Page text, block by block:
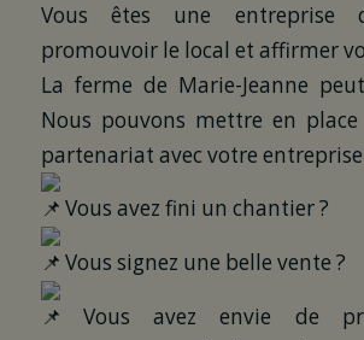
Vous êtes une entreprise
promouvoir le local et affirmer
La ferme de Marie-Jeanne
Nous pouvons mettre en
partenariat avec votre
Vous avez fini un chantier ?
Vous signez une belle vente ?
Vous avez envie de